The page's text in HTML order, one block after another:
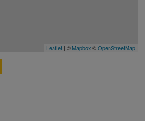
Leaflet | © Mapbox ©OpenStreetMap